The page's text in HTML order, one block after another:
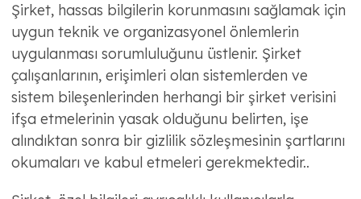
Şirket, hassas bilgilerin korunmasını sağlamak için
uygun teknik ve organizasyonel önlemlerin
uygulanması sorumluluğunu üstlenir. Şirket
çalışanlarının, erişimleri olan sistemlerden ve
sistem bileşenlerinden herhangi bir şirket verisini
ifşa etmelerinin yasak olduğunu belirten, işe
alındıktan sonra bir gizlilik sözleşmesinin şartlarını
okumaları ve kabul etmeleri gerekmektedir..